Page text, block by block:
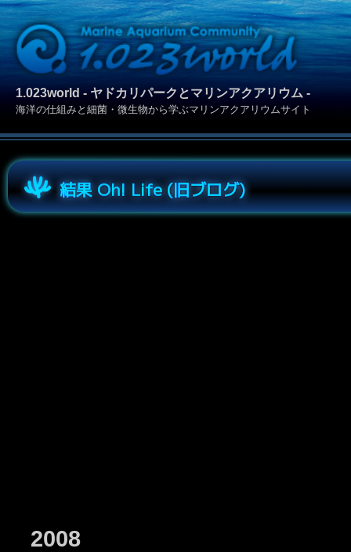
1.023world - ヤドカリパークとマリンアクアリウム -
海洋の仕組みと細菌・微生物から学ぶマリンアクアリウムサイト
結果 Oh! Life (旧ブログ)
2008